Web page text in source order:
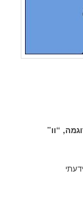
“וו”